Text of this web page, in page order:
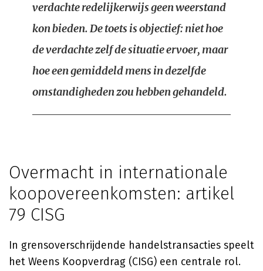
verdachte redelijkerwijs geen weerstand
kon bieden. De toets is objectief: niet hoe
de verdachte zelf de situatie ervoer, maar
hoe een gemiddeld mens in dezelfde
omstandigheden zou hebben gehandeld.
Overmacht in internationale
koopovereenkomsten: artikel
79 CISG
In grensoverschrijdende handelstransacties speelt
het Weens Koopverdrag (CISG) een centrale rol.